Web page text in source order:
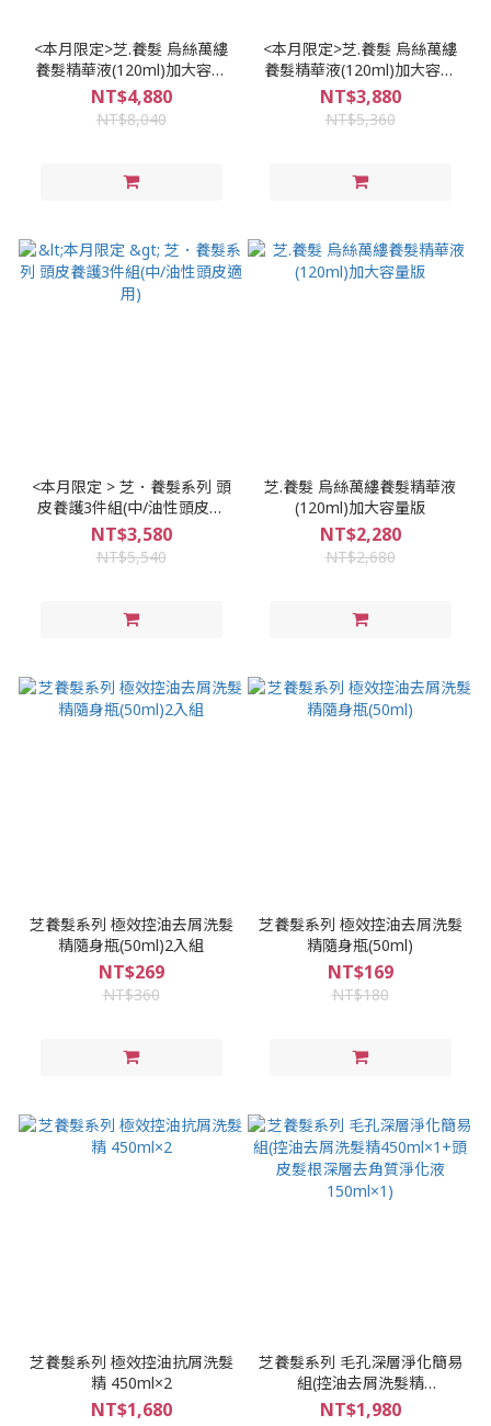
<本月限定>芝.養髮 烏絲萬縷
養髮精華液(120ml)加大容量
版×3;買1(組)送1舒敏保濕精華
液(瓶)，買2送2....
NT$4,880
NT$8,040
<本月限定>芝.養髮 烏絲萬縷
養髮精華液(120ml)加大容量
版2入
NT$3,880
NT$5,360
<本月限定 > 芝．養髮系列 頭
皮養護3件組(中/油性頭皮適
用)
NT$3,580
NT$5,540
芝.養髮 烏絲萬縷養髮精華液
(120ml)加大容量版
NT$2,280
NT$2,680
芝養髮系列 極效控油去屑洗髮
精隨身瓶(50ml)2入組
NT$269
NT$360
芝養髮系列 極效控油去屑洗髮
精隨身瓶(50ml)
NT$169
NT$180
芝養髮系列 極效控油抗屑洗髮
精 450ml×2
NT$1,680
芝養髮系列 毛孔深層淨化簡易
組(控油去屑洗髮精
450ml×1+頭皮髮根深層去角
NT$1,980